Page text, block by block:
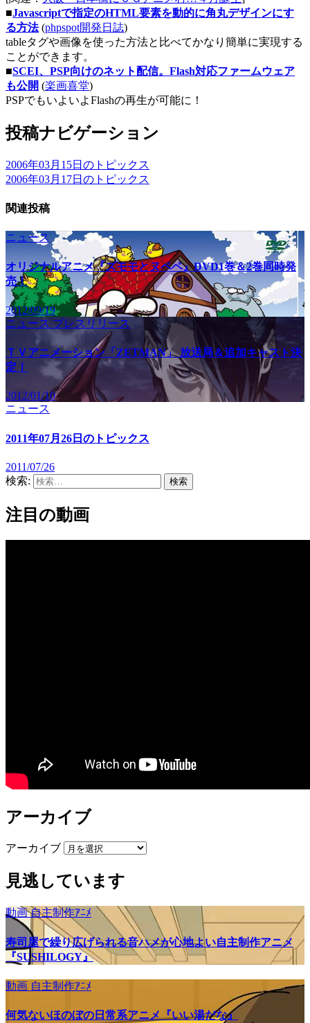
■Javascriptで指定のHTML要素を動的に角丸デザインにす
る方法(phpspot開発日誌)
tableタグや画像を使った方法と比べてかなり簡単に実現する
ことができます。
■SCEI、PSP向けのネット配信。Flash対応ファームウェア
も公開 (楽画喜堂)
PSPでもいよいよFlashの再生が可能に！
投稿ナビゲーション
2006年03月15日のトピックス
2006年03月17日のトピックス
関連投稿
ニュース
オリジナルアニメ『ズモモとヌペペ』DVD1巻＆2巻同時発
売！
2012/09/19
ニュース プレスリリース
ＴＶアニメーション「ZETMAN」 放送局＆追加キャスト決
定！
2012/01/10
ニュース
2011年07月26日のトピックス
2011/07/26
検索:
注目の動画
アーカイブ
アーカイブ
見逃しています
動画自主制作ｱﾆﾒ
寿司屋で繰り広げられる音ハメが心地よい自主制作アニメ
『SUSHILOGY』
動画 自主制作ｱﾆﾒ
何気ないほのぼの日常系アニメ『いい湯だな』